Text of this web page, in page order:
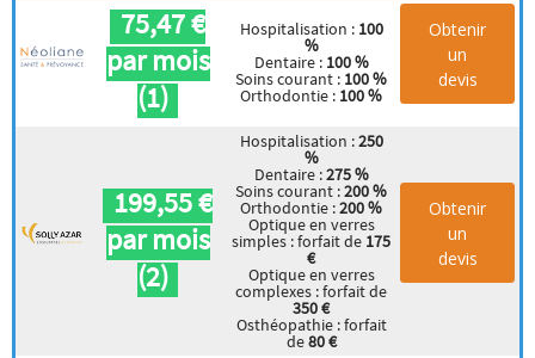
75,47 €
par mois
(1)
Hospitalisation : 100
%
Dentaire : 100 %
Soins courant : 100 %
Orthodontie : 100 %
Obtenir
un
devis
199,55 €
par mois
(2)
Hospitalisation :250
%
Dentaire :275 %
Soins courant :200 %
Orthodontie :200 %
Optique en verres
simples : forfait de 175
€
Optique en verres
complexes : forfait de
350 €
Osthéopathie : forfait
de80 €
Obtenir
un
devis